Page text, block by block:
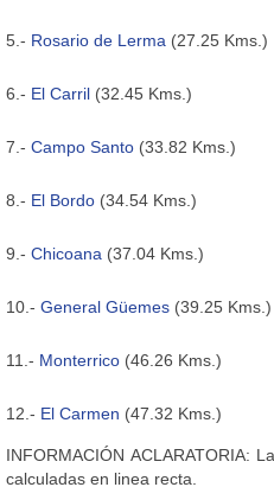
5.- Rosario de Lerma (27.25 Kms.)
6.- El Carril (32.45 Kms.)
7.- Campo Santo (33.82 Kms.)
8.- El Bordo (34.54 Kms.)
9.- Chicoana (37.04 Kms.)
10.- General Güemes (39.25 Kms.)
11.- Monterrico (46.26 Kms.)
12.- El Carmen (47.32 Kms.)
INFORMACIÓN ACLARATORIA:
calculadas en linea recta.